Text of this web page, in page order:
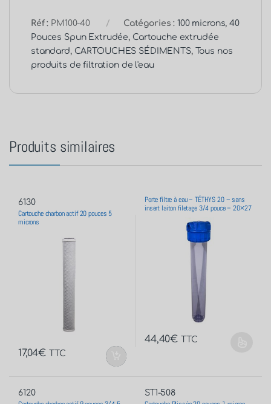
Réf : PM100-40 Catégories : 100 microns,40
Pouces Spun Extrudée, Cartouche extrudée
standard, CARTOUCHES SÉDIMENTS,
Tous nos
produits de filtration de l'eau
Produits similaires
6130
Cartouche charbon actif 20 pouces 5
microns
17,04€ TTC
Porte filtre à eau – TÉTHYS 20 – sans
insert laiton filetage 3/4 pouce – 20×27
44,40€ TTC
6120 ST1-508